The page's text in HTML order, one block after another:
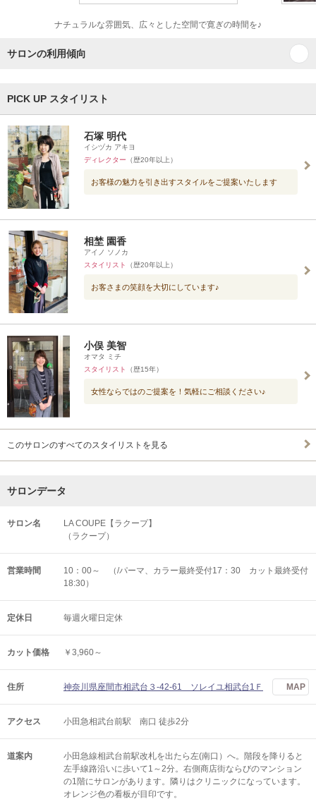
ナチュラルな雰囲気、広々とした空間で寛ぎの時間を♪
サロンの利用傾向
PICK UP スタイリスト
石塚 明代
イシヅカ アキヨ
ディレクター （歴20年以上）
お客様の魅力を引き出すスタイルをご提案いたします
相埜 園香
アイノ ソノカ
スタイリスト
（歴20年以上）
お客さまの笑顔を大切にしています♪
小俣 美智
オマタ ミチ
スタイリスト
（歴15年）
女性ならではのご提案を！気軽にご相談ください♪
このサロンのすべてのスタイリストを見る
サロンデータ
サロン名
LA COUPE【ラクープ】
（ラクープ）
営業時間
10：00～ （/パーマ、カラー最終受付17：30 カット最終受付
18:30）
定休日 毎週火曜日定休
カット価格 ￥3,960～
住所 神奈川県座間市相武台３-42-61 ソレイユ相武台1Ｆ MAP
アクセス 小田急相武台前駅 南口 徒歩2分
道案内
小田急線相武台前駅改札を出たら左(南口）へ。階段を降りると
左手線路沿いに歩いて1～2分。右側商店街ならびのマンション
の1階にサロンがあります。隣りはクリニックになっています。
オレンジ色の看板が目印です。